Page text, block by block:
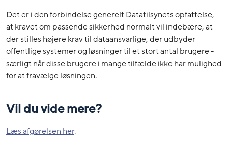
Det er i den forbindelse generelt Datatilsynets opfattelse,
at kravet om passende sikkerhed normalt vil indebære, at
der stilles højere krav til dataansvarlige, der udbyder
offentlige systemer og løsninger til et stort antal brugere -
særligt når disse brugere i mange tilfælde ikke har mulighed
for at fravælge løsningen.
Vil du vide mere?
Læs afgørelsen her.